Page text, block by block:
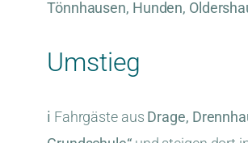
Tönnhausen, Hunden,
Umstieg
ℹ️ Fahrgäste aus Drage,